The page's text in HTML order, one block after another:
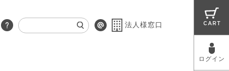
法人様窓口 CART
ログイン